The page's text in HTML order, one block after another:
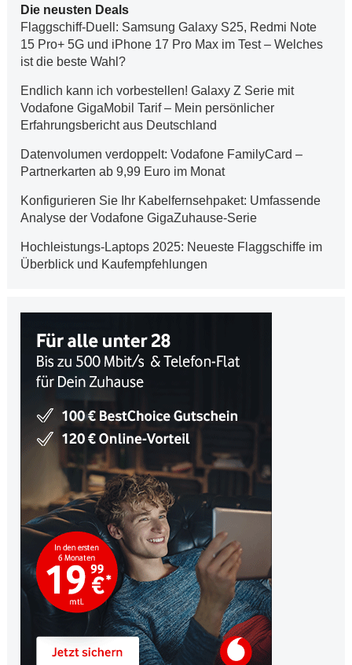
Die neusten Deals
Flaggschiff-Duell: Samsung Galaxy S25, Redmi Note
15 Pro+ 5G und iPhone 17 Pro Max im Test – Welches
ist die beste Wahl?
Endlich kann ich vorbestellen! Galaxy Z Serie mit
Vodafone GigaMobil Tarif – Mein persönlicher
Erfahrungsbericht aus Deutschland
Datenvolumen verdoppelt: Vodafone FamilyCard –
Partnerkarten ab 9,99 Euro im Monat
Konfigurieren Sie Ihr Kabelfernsehpaket: Umfassende
Analyse der Vodafone GigaZuhause-Serie
Hochleistungs-Laptops 2025: Neueste Flaggschiffe im
Überblick und Kaufempfehlungen